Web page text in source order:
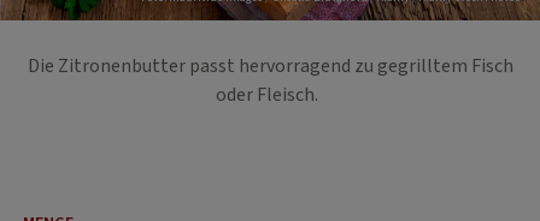
Die Zitronenbutter passt hervorragend zu gegrilltem Fisch
oder Fleisch.